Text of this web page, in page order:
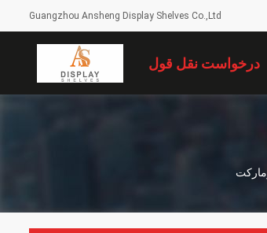
Guangzhou Ansheng Display Shelves Co.,Ltd
درخواست نقل قول